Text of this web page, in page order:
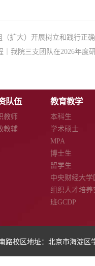
扩大）开展树立和践行正
｜我院三支团队在2026年度
队伍
教师
教辅
教育教学
本科生
学术硕士
MPA
博士生
留学生
中央财经大学
组织人才培养
班GCDP
路校区地址：北京市海淀区